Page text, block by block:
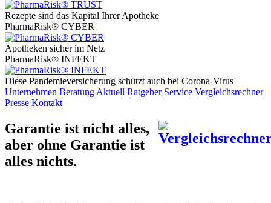
Rezepte sind das Kapital Ihrer Apotheke
PharmaRisk® CYBER
Apotheken sicher im Netz
PharmaRisk® INFEKT
Diese Pandemieversicherung schützt auch bei Corona-Virus
Unternehmen Beratung Aktuell Ratgeber Service Vergleichsrechner
Presse Kontakt
Garantie ist nicht alles,
aber ohne Garantie ist
alles nichts.